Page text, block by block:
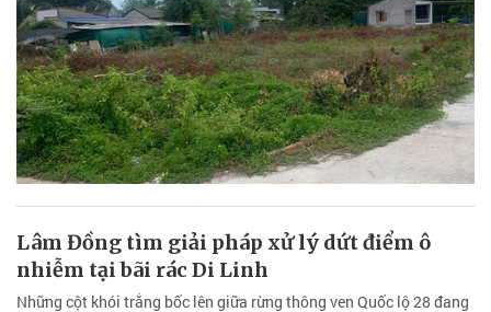
Lâm Đồng tìm giải pháp xử lý dứt điểm ô
nhiễm tại bãi rác Di Linh
Những cột khói trắng bốc lên giữa rừng thông ven Quốc lộ 28 đang
trở thành nỗi ám ảnh với người dân và người đi đường khi qua xã Di
Linh (Lâm Đồng).